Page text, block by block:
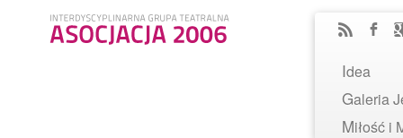
Idea
Galeria
Miłość